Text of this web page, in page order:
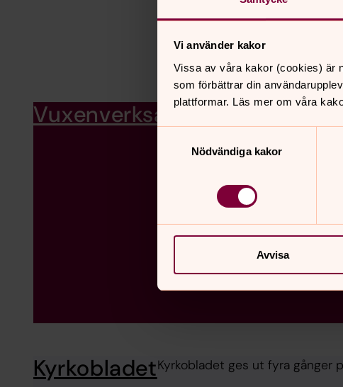
Vi använder kakor
Vissa av våra kakor (cookies) är
som förbättrar din
plattformar. Läs mer om våra
Nödvändiga kakor
Avvisa
Vuxenverksamhet
KyrkobladetKyrkobladet ges ut fyra gånger